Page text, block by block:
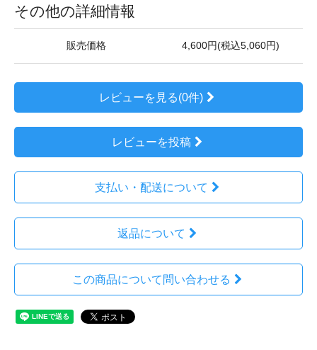
その他の詳細情報
販売価格 4,600円(税込5,060円)
レビューを見る(0件)
レビューを投稿
支払い・配送について
返品について
この商品について問い合わせる